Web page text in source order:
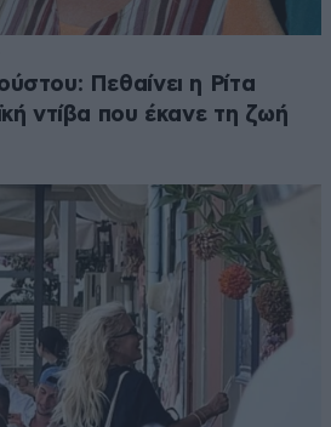
Πεθαίνει η Ρίτα
ντίβα που έκανε τη ζωή